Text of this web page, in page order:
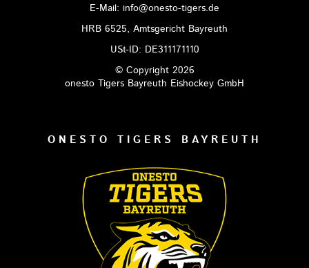
E-Mail: info@onesto-tigers.de
HRB 6525, Amtsgericht Bayreuth
USt-ID: DE311171110
© Copyright 2026
onesto Tigers Bayreuth Eishockey GmbH
ONESTO TIGERS BAYREUTH